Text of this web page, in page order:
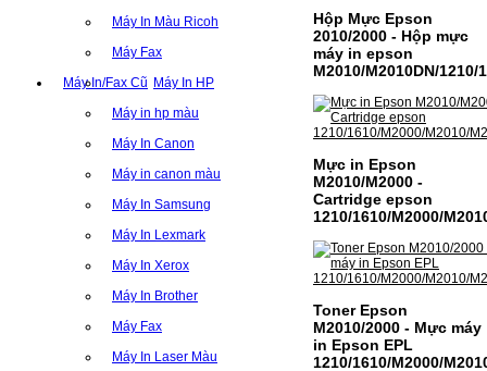
Máy In Màu Ricoh
Máy Fax
Máy In/Fax Cũ Máy In HP
Máy in hp màu
Máy In Canon
Máy in canon màu
Máy In Samsung
Máy In Lexmark
Máy In Xerox
Máy In Brother
Máy Fax
Máy In Laser Màu
Hộp Mực Epson
2010/2000 - Hộp mực
máy in epson
M2010/M2010DN/1210/
Mực in Epson
M2010/M2000 -
Cartridge epson
1210/1610/M2000/
Toner Epson
M2010/2000 - Mực máy
in Epson EPL
1210/1610/M2000/